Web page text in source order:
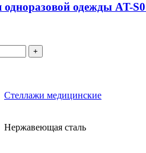
одежды AT-
Стеллажи медицинские
Нержавеющая сталь